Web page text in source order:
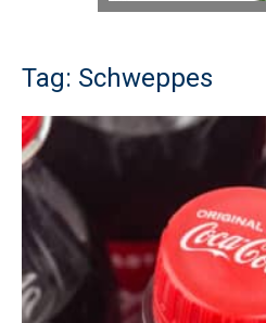
Tag: Schweppes